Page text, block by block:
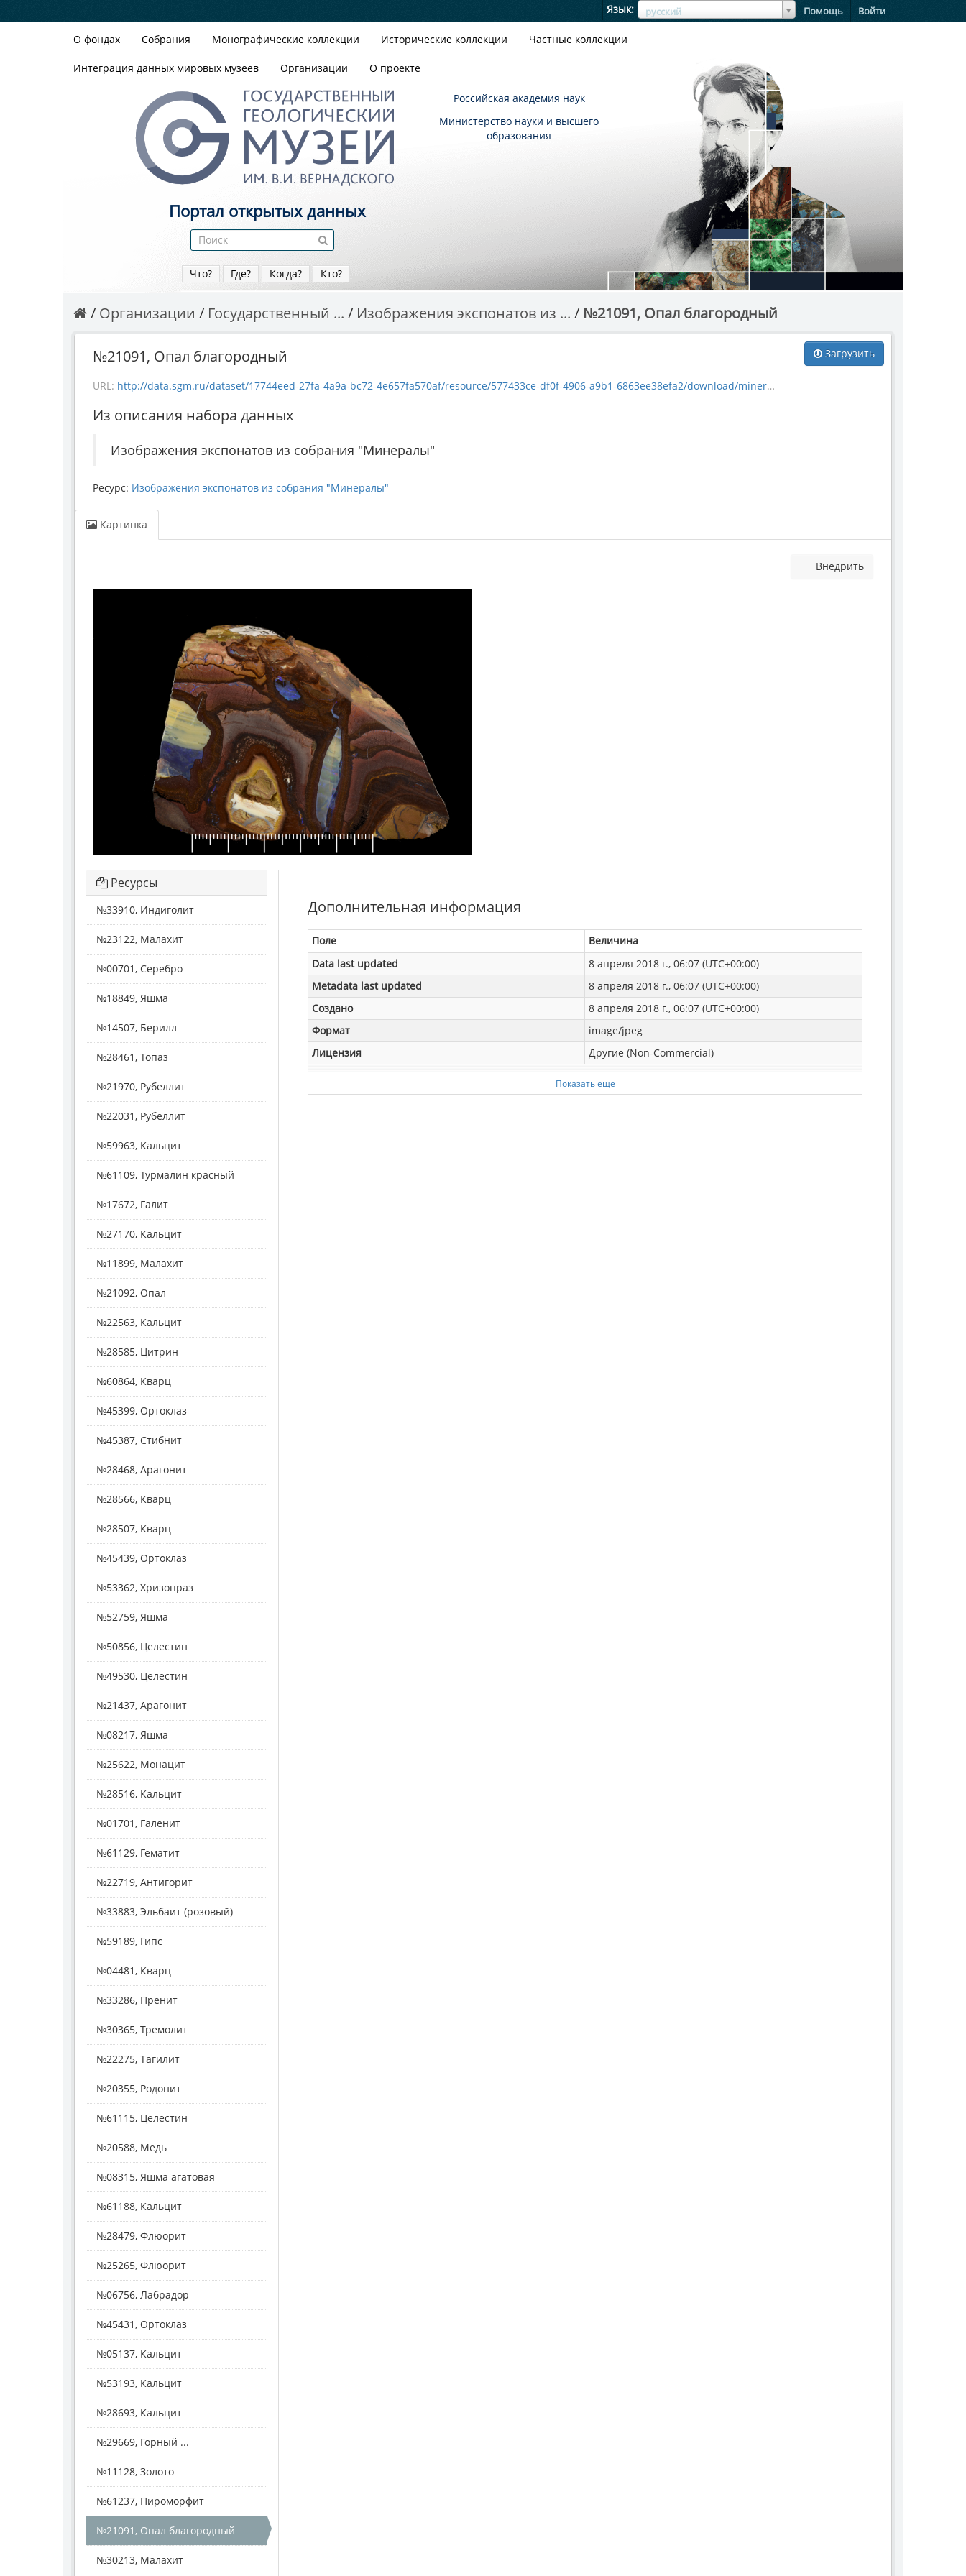
Язык русский
ЯзыкЯзык Помощь Войти
О фондах Собрания Монографические коллекции Исторические коллекции Частные коллекции
Интеграция данных мировых музеев Организации О проекте
Российская академия наук
Министерство науки и высшего
образования
Портал открытых данных
Что? Где? Когда? Кто?
Организации Государственный ... Изображения экспонатов из ... №21091, Опал благородный
Загрузить
№21091, Опал благородный
URL: http://data.sgm.ru/dataset/17744eed-27fa-4a9a-bc72-4e657fa570af/resource/577433ce-df0f-4906-a9b1-6863ee38efa2/download/mineral_21091.jpg
Из описания набора данных
Изображения экспонатов из собрания "Минералы"
Ресурс: Изображения экспонатов из собрания "Минералы"
Картинка
Внедрить
Дополнительная информация
Поле
Величина
Data last updated
8 апреля 2018 г., 06:07 (UTC+00:00)
Metadata last updated
8 апреля 2018 г., 06:07 (UTC+00:00)
Создано
8 апреля 2018 г., 06:07 (UTC+00:00)
Формат
image/jpeg
Лицензия
Другие (Non-Commercial)
Показать еще
Ресурсы
№33910, Индиголит
№23122, Малахит
№00701, Серебро
№18849, Яшма
№14507, Берилл
№28461, Топаз
№21970, Рубеллит
№22031, Рубеллит
№59963, Кальцит
№61109, Турмалин красный
№17672, Галит
№27170, Кальцит
№11899, Малахит
№21092, Опал
№22563, Кальцит
№28585, Цитрин
№60864, Кварц
№45399, Ортоклаз
№45387, Стибнит
№28468, Арагонит
№28566, Кварц
№28507, Кварц
№45439, Ортоклаз
№53362, Хризопраз
№52759, Яшма
№50856, Целестин
№49530, Целестин
№21437, Арагонит
№08217, Яшма
№25622, Монацит
№28516, Кальцит
№01701, Галенит
№61129, Гематит
№22719, Антигорит
№33883, Эльбаит (розовый)
№59189, Гипс
№04481, Кварц
№33286, Пренит
№30365, Тремолит
№22275, Тагилит
№20355, Родонит
№61115, Целестин
№20588, Медь
№08315, Яшма агатовая
№61188, Кальцит
№28479, Флюорит
№25265, Флюорит
№06756, Лабрадор
№45431, Ортоклаз
№05137, Кальцит
№53193, Кальцит
№28693, Кальцит
№29669, Горный ...
№11128, Золото
№61237, Пироморфит
№21091, Опал благородный
№30213, Малахит